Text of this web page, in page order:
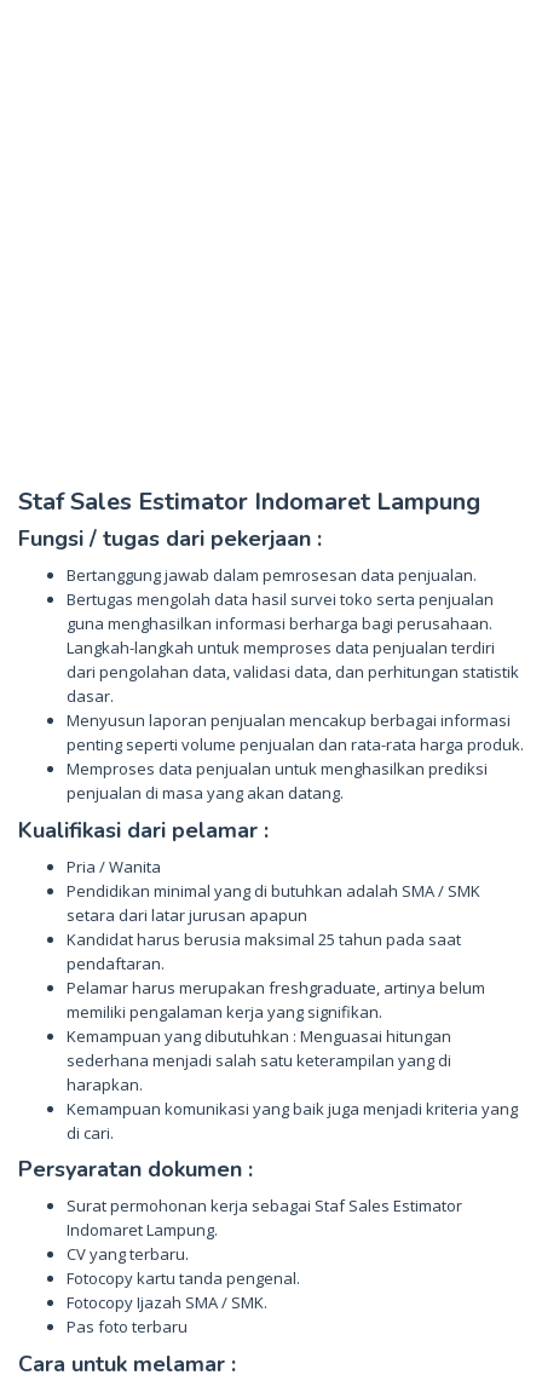
Staf Sales Estimator Indomaret Lampung
Fungsi / tugas dari pekerjaan :
Bertanggung jawab dalam pemrosesan data penjualan.
Bertugas mengolah data hasil survei toko serta penjualan
guna menghasilkan informasi berharga bagi perusahaan.
Langkah-langkah untuk memproses data penjualan terdiri
dari pengolahan data, validasi data, dan perhitungan statistik
dasar.
Menyusun laporan penjualan mencakup berbagai informasi
penting seperti volume penjualan dan rata-rata harga produk.
Memproses data penjualan untuk menghasilkan prediksi
penjualan di masa yang akan datang.
Kualifikasi dari pelamar :
Pria / Wanita
Pendidikan minimal yang di butuhkan adalah SMA / SMK
setara dari latar jurusan apapun
Kandidat harus berusia maksimal 25 tahun pada saat
pendaftaran.
Pelamar harus merupakan freshgraduate, artinya belum
memiliki pengalaman kerja yang signifikan.
Kemampuan yang dibutuhkan : Menguasai hitungan
sederhana menjadi salah satu keterampilan yang di
harapkan.
Kemampuan komunikasi yang baik juga menjadi kriteria yang
di cari.
Persyaratan dokumen :
Surat permohonan kerja sebagai Staf Sales Estimator
Indomaret Lampung.
CV yang terbaru.
Fotocopy kartu tanda pengenal.
Fotocopy Ijazah SMA / SMK.
Pas foto terbaru
Cara untuk melamar :